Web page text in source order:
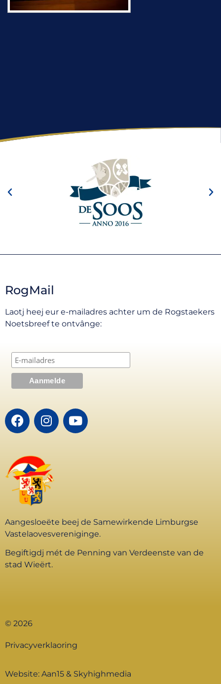
RogMail
Laotj heej eur e-mailadres achter um de Rogstaekers
Noetsbreef te ontvânge:
Aangesloeëte beej de Samewirkende Limburgse
Vastelaovesvereniginge.
Begiftigdj mét de Penning van Verdeenste van de
stad Wieërt.
© 2026
Privacyverklaoring
Website: Aan15 & Skyhighmedia